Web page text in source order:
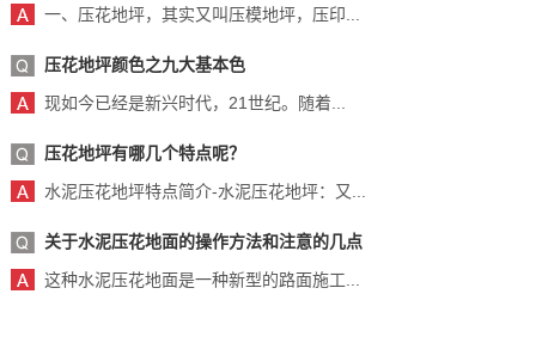
一、压花地坪，其实又叫压模地坪，压印...
压花地坪颜色之九大基本色
现如今已经是新兴时代，21世纪。随着...
压花地坪有哪几个特点呢？
水泥压花地坪特点简介-水泥压花地坪：又...
关于水泥压花地面的操作方法和注意的几点
这种水泥压花地面是一种新型的路面施工...